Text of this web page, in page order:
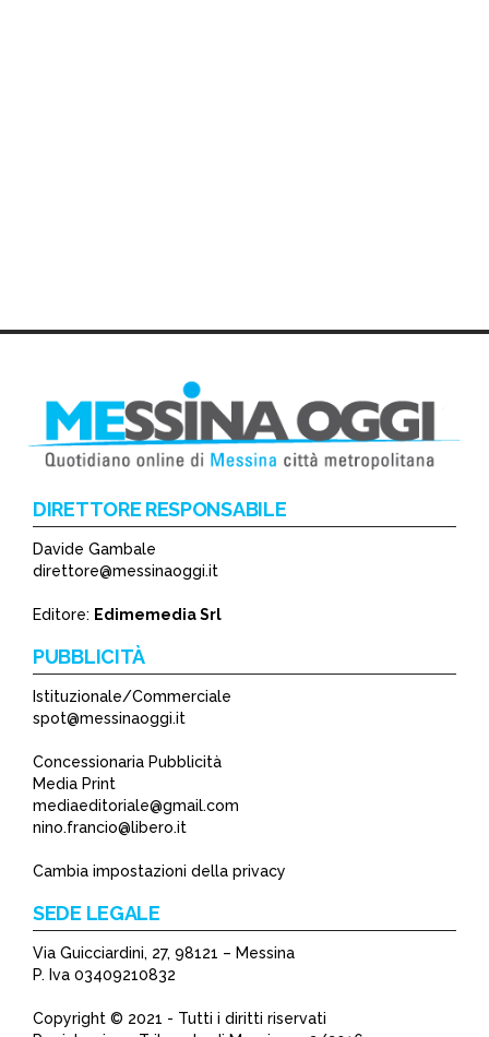
DIRETTORE RESPONSABILE
Davide Gambale
direttore@messinaoggi.it
Editore: Edimemedia Srl
PUBBLICITÀ
Istituzionale/Commerciale
spot@messinaoggi.it
Concessionaria Pubblicità
Media Print
mediaeditoriale@gmail.com
nino.francio@libero.it
Cambia impostazioni della privacy
SEDE LEGALE
Via Guicciardini, 27, 98121 – Messina
P. Iva 03409210832
Copyright © 2021 - Tutti i diritti riservati